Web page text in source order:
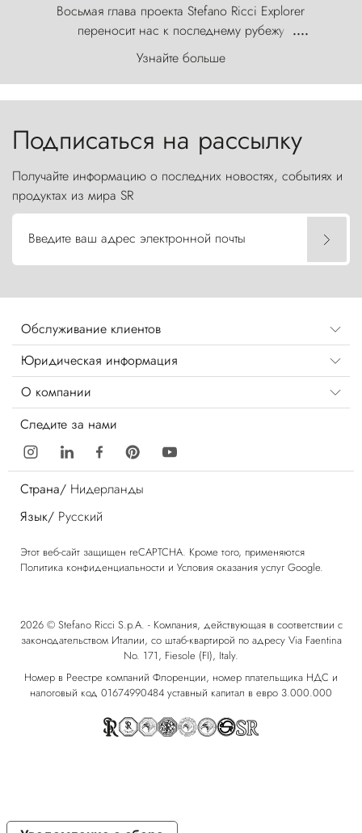
Восьмая глава проекта Stefano Ricci Explorer
переносит нас к последнему рубежу
первозданного мира, где ветер с
первобытной яростью ваяет ландшафт, а пики
Торрес-дель-Пайне, словно каменные стражи,
....
Узнайте больше
Подписаться на рассылку
Получайте информацию о последних новостях, событиях и
продуктах из мира SR
Введите ваш адрес электронной почты
Обслуживание клиентов
Юридическая информация
О компании
Следите за нами
Страна/ Нидерланды
Язык/ Русский
Этот веб-сайт защищен reCAPTCHA. Кроме того, применяются
Политика конфиденциальности и Условия оказания услуг Google.
2026 © Stefano Ricci S.p.A. - Компания, действующая в соответствии с
законодательством Италии, со штаб-квартирой по адресу Via Faentina
No. 171, Fiesole (FI), Italy.
Номер в Реестре компаний Флоренции, номер плательщика НДС и
налоговый код 01674990484 уставный капитал в евро 3.000.000